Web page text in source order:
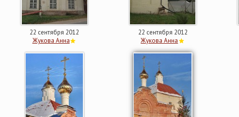
22 сентября 2012
Жукова Анна
22 сентября 2012
Жукова Анна